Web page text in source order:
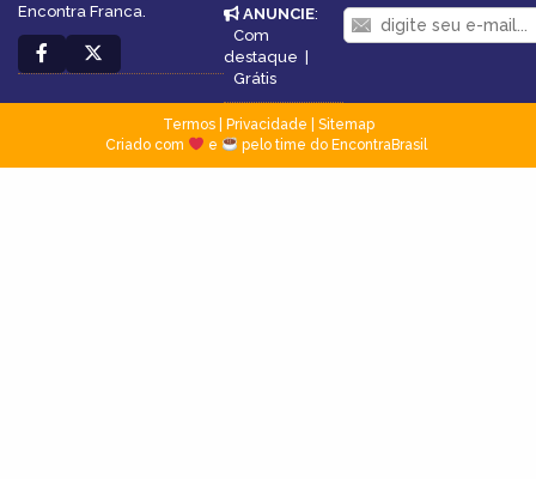
Encontra Franca.
ANUNCIE:
Com
destaque
Grátis
Termos| Privacidade
Sitemap
Criado com
e pelo time do EncontraBrasil